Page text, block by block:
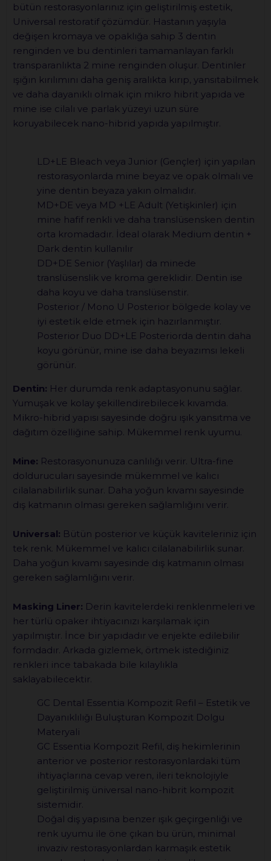
bütün restorasyonlarınız için geliştirilmiş estetik,
Universal restoratif çözümdür. Hastanın yaşıyla
değişen kromaya ve opaklığa sahip 3 dentin
renginden ve bu dentinleri tamamanlayan farklı
transparanlıkta 2 mine renginden oluşur. Dentinler
ışığın kırılımını daha geniş aralıkta kırıp, yansıtabilmek
ve daha dayanıklı olmak için mikro hibrit yapıda ve
mine ise cilalı ve parlak yüzeyi uzun süre
koruyabilecek nano-hibrid yapıda yapılmıştır.
LD+LE Bleach veya Junior (Gençler) için yapılan
restorasyonlarda mine beyaz ve opak olmalı ve
yine dentin beyaza yakın olmalıdır.
MD+DE veya MD +LE Adult (Yetişkinler) için
mine hafif renkli ve daha translüsensken dentin
orta kromadadır. İdeal olarak Medium dentin +
Dark dentin kullanılır
DD+DE Senior (Yaşlılar) da minede
translüsenslik ve kroma gereklidir. Dentin ise
daha koyu ve daha translüsenstir.
Posterior / Mono U Posterior bölgede kolay ve
iyi estetik elde etmek için hazırlanmıştır.
Posterior Duo DD+LE Posteriorda dentin daha
koyu görünür, mine ise daha beyazımsı lekeli
görünür.
Dentin: Her durumda renk adaptasyonunu sağlar.
Yumuşak ve kolay şekillendirebilecek kıvamda.
Mikro-hibrid yapısı sayesinde doğru ışık yansıtma ve
dağıtım özelliğine sahip. Mükemmel renk uyumu.
Mine: Restorasyonunuza canlılığı verir. Ultra-fine
doldurucuları sayesinde mükemmel ve kalıcı
cilalanabilirlik sunar. Daha yoğun kıvamı sayesinde
dış katmanın olması gereken sağlamlığını verir.
Universal: Bütün posterior ve küçük kaviteleriniz için
tek renk. Mükemmel ve kalıcı cilalanabilirlik sunar.
Daha yoğun kıvamı sayesinde dış katmanın olması
gereken sağlamlığını verir.
Masking Liner: Derin kavitelerdeki renklenmeleri ve
her türlü opaker ihtiyacınızı karşılamak için
yapılmıştır. İnce bir yapıdadır ve enjekte edilebilir
formdadır. Arkada gizlemek, örtmek istediğiniz
renkleri ince tabakada bile kılaylıkla
saklayabilecektir.
GC Dental Essentia Kompozit Refil – Estetik ve
Dayanıklılığı Buluşturan Kompozit Dolgu
Materyali
GC Essentia Kompozit Refil, diş hekimlerinin
anterior ve posterior restorasyonlardaki tüm
ihtiyaçlarına cevap veren, ileri teknolojiyle
geliştirilmiş üniversal nano-hibrit kompozit
sistemidir.
Doğal diş yapısına benzer ışık geçirgenliği ve
renk uyumu ile öne çıkan bu ürün, minimal
invaziv restorasyonlardan karmaşık estetik